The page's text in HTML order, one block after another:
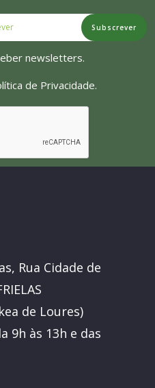
Subscrever
newsletters.
de Privacidade.
Rua Cidade de
de Loures)
9h às 13h e das